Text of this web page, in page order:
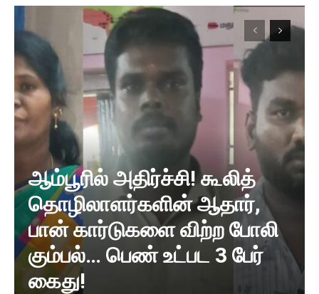
ஆம்பூரில் அதிர்ச்சி! கூலித்
தொழிலாளர்களின் ஆதார்,
பான் கார்டுகளை விற்ற போலி
கும்பல்… பெண் உட்பட 3 பேர்
கைது!